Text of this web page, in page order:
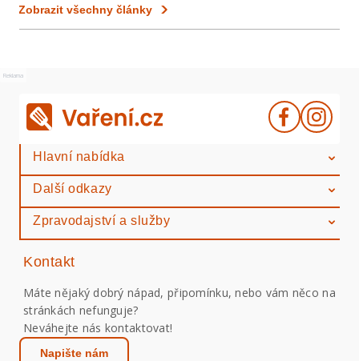
Zobrazit všechny články
Reklama
Hlavní nabídka
Další odkazy
Zpravodajství a služby
Kontakt
Máte nějaký dobrý nápad, připomínku, nebo vám něco na
stránkách nefunguje?
Neváhejte nás kontaktovat!
Napište nám